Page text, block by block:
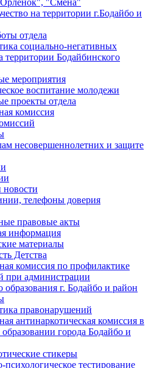
"Смена"
на территории г.Бодайбо и
отдела
социально-негативных
территории Бодайбинского
мероприятия
воспитание молодежи
проекты отдела
комиссия
несовершеннолетних и защите
телефоны доверия
правовые акты
информация
материалы
Детства
комиссия по профилактике
при администрации
г. Бодайбо и район
правонарушений
антинаркотическая комиссия в
города Бодайбо и
стикеры
тестирование